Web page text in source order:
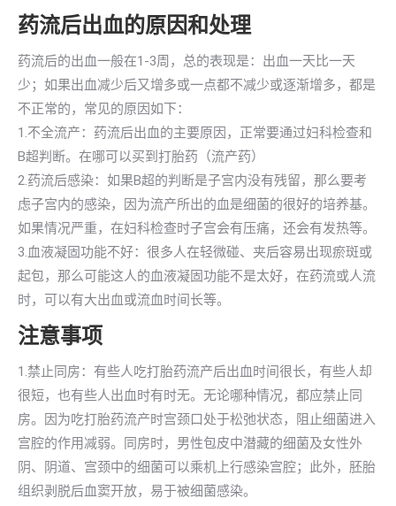
药流后出血的原因和处理
药流后的出血一般在1-3周，总的表现是：出血一天比一天
少；如果出血减少后又增多或一点都不减少或逐渐增多，都是
不正常的，常见的原因如下：
1.不全流产：药流后出血的主要原因，正常要通过妇科检查和
B超判断。在哪可以买到打胎药（流产药）
2.药流后感染：如果B超的判断是子宫内没有残留，那么要考
虑子宫内的感染，因为流产所出的血是细菌的很好的培养基。
如果情况严重，在妇科检查时子宫会有压痛，还会有发热等。
3.血液凝固功能不好：很多人在轻微碰、夹后容易出现瘀斑或
起包，那么可能这人的血液凝固功能不是太好，在药流或人流
时，可以有大出血或流血时间长等。
注意事项
1.禁止同房：有些人吃打胎药流产后出血时间很长，有些人却
很短，也有些人出血时有时无。无论哪种情况，都应禁止同
房。因为吃打胎药流产时宫颈口处于松弛状态，阻止细菌进入
宫腔的作用减弱。同房时，男性包皮中潜藏的细菌及女性外
阴、阴道、宫颈中的细菌可以乘机上行感染宫腔；此外，胚胎
组织剥脱后血窦开放，易于被细菌感染。